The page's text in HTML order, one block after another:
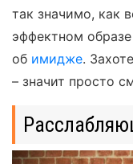
так значимо, как
эффектном
об имидже.
– значит просто